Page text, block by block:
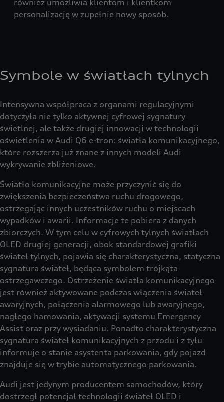
personalizację w zupełnie nowy sposób.
Symbole w światłach tylnych
Intensywna współpraca z organami regulacyjnymi
dotyczyła nie tylko aktywnej cyfrowej sygnatury
świetlnej, ale także drugiej innowacji w technologii
oświetlenia w Audi Q6 e-tron: światła komunikacyjnego,
które rozszerza już znane z innych modeli Audi
wykrywanie zbliżeniowe.
Światło komunikacyjne może przyczynić się do
zwiększenia bezpieczeństwa ruchu drogowego,
ostrzegając innych uczestników ruchu o miejscach
wypadków i awarii. Informacje te pobiera z danych
zbiorczych. W tym celu w cyfrowych tylnych światłach
OLED drugiej generacji, obok standardowej grafiki
świateł tylnych, pojawia się charakterystyczna, statyczna
sygnatura świateł, będąca symbolem trójkąta
ostrzegawczego. Ostrzeżenie światła komunikacyjnego
jest również aktywowane podczas włączenia świateł
awaryjnych, połączenia alarmowego lub awaryjnego,
nagłego hamowania, aktywacji systemu Emergency
Assist oraz przy wysiadaniu. Ponadto charakterystyczna
sygnatura świateł komunikacyjnych z przodu i z tyłu
informuje o stanie asystenta parkowania, gdy pojazd
znajduje się w trybie automatycznego parkowania.
Audi jest jedynym producentem samochodów, który
dostrzegł potencjał technologii świateł OLED i